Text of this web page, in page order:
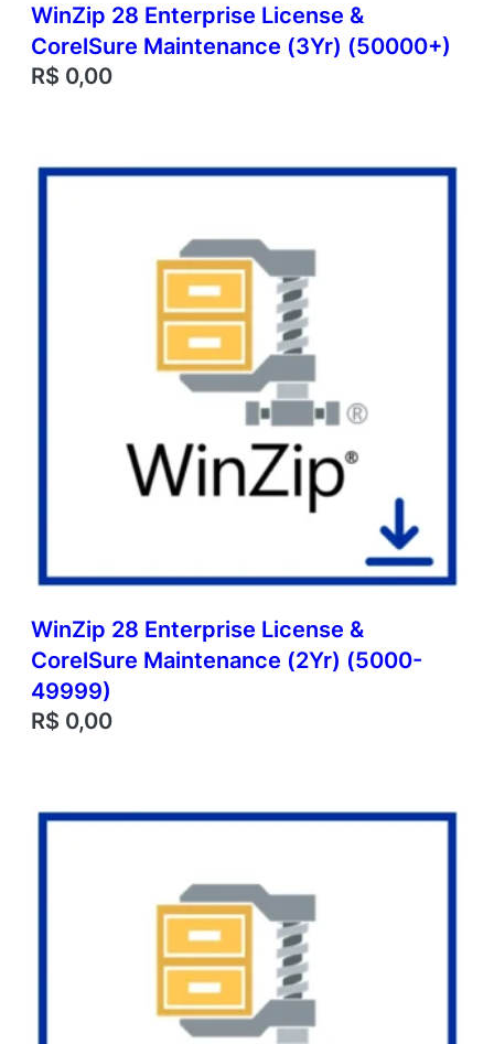
WinZip 28 Enterprise License &
CorelSure Maintenance (3Yr) (50000+)
R$ 0,00
WinZip 28 Enterprise License &
CorelSure Maintenance (2Yr) (5000-
49999)
R$ 0,00